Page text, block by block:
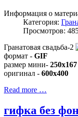
Информация о
Категория:
Просмотров:
Гранатовая свадьба-2
формат - GIF
размер мини- 250x167
оригинал - 600x400
Read more …
гифка без